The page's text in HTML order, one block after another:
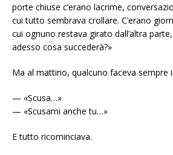
porte chiuse c’erano lacrime,
cui tutto sembrava crollare. C’erano
cui ognuno restava girato dall’altra
adesso cosa succederà?»
Ma al mattino, qualcuno faceva sempre
— «Scusa…»
— «Scusami anche tu…»
E tutto ricominciava.